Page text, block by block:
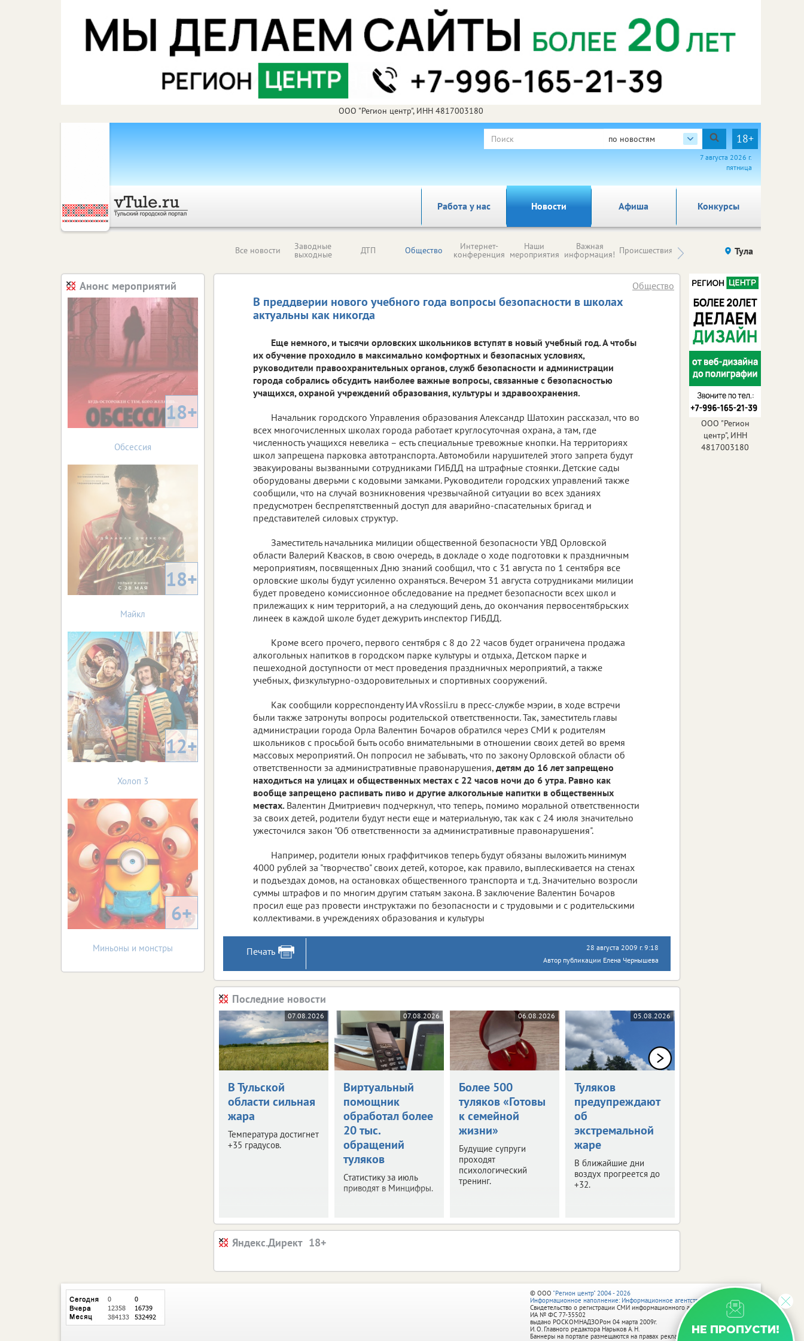
ООО "Регион центр", ИНН 4817003180
по новостям 18+
7 августа 2026 г.
пятница
Работа у нас Новости Афиша Конкурсы
Все новости Заводные
выходные ДТП Общество Интернет-
конференция
Наши
мероприятия
Важная
информация! Происшествия Здоровье компаний (на
Тула
В преддверии нового учебного года вопросы безопасности в школах
актуальны как никогда
Общество
Еще немного, и тысячи орловских школьников вступят в новый учебный год. А чтобы
их обучение проходило в максимально комфортных и безопасных условиях,
руководители правоохранительных органов, служб безопасности и администрации
города собрались обсудить наиболее важные вопросы, связанные с безопасностью
учащихся, охраной учреждений образования, культуры и здравоохранения.
Начальник городского Управления образования Александр Шатохин рассказал, что во
всех многочисленных школах города работает круглосуточная охрана, а там, где
численность учащихся невелика – есть специальные тревожные кнопки. На территориях
школ запрещена парковка автотранспорта. Автомобили нарушителей этого запрета будут
эвакуированы вызванными сотрудниками ГИБДД на штрафные стоянки. Детские сады
оборудованы дверьми с кодовыми замками. Руководители городских управлений также
сообщили, что на случай возникновения чрезвычайной ситуации во всех зданиях
предусмотрен беспрепятственный доступ для аварийно-спасательных бригад и
представителей силовых структур.
Заместитель начальника милиции общественной безопасности УВД Орловской
области Валерий Квасков, в свою очередь, в докладе о ходе подготовки к праздничным
мероприятиям, посвященных Дню знаний сообщил, что с 31 августа по 1 сентября все
орловские школы будут усиленно охраняться. Вечером 31 августа сотрудниками милиции
будет проведено комиссионное обследование на предмет безопасности всех школ и
прилежащих к ним территорий, а на следующий день, до окончания первосентябрьских
линеек в каждой школе будет дежурить инспектор ГИБДД.
Кроме всего прочего, первого сентября с 8 до 22 часов будет ограничена продажа
алкогольных напитков в городском парке культуры и отдыха, Детском парке и
пешеходной доступности от мест проведения праздничных мероприятий, а также
учебных, физкультурно-оздоровительных и спортивных сооружений.
Как сообщили корреспонденту ИА vRossii.ru в пресс-службе мэрии, в ходе встречи
были также затронуты вопросы родительской ответственности. Так, заместитель главы
администрации города Орла Валентин Бочаров обратился через СМИ к родителям
школьников с просьбой быть особо внимательными в отношении своих детей во время
массовых мероприятий. Он попросил не забывать, что по закону Орловской области об
ответственности за административные правонарушения, детям до 16 лет запрещено
находиться на улицах и общественных местах с 22 часов ночи до 6 утра. Равно как
вообще запрещено распивать пиво и другие алкогольные напитки в общественных
местах. Валентин Дмитриевич подчеркнул, что теперь, помимо моральной ответственности
за своих детей, родители будут нести еще и материальную, так как с 24 июля значительно
ужесточился закон "Об ответственности за административные правонарушения".
Например, родители юных граффитчиков теперь будут обязаны выложить минимум
4000 рублей за "творчество" своих детей, которое, как правило, выплескивается на стенах
и подъездах домов, на остановках общественного транспорта и т.д. Значительно возросли
суммы штрафов и по многим другим статьям закона. В заключение Валентин Бочаров
просил еще раз провести инструктажи по безопасности и с трудовыми и с родительскими
коллективами. в учреждениях образования и культуры
Печать
28 августа 2009 г. 9:18
Автор публикации Елена Чернышева
Последние новости
07.08.2026
В Тульской
области сильная
жара
Температура достигнет
+35 градусов.
07.08.2026
Виртуальный
помощник
обработал более
20 тыс.
обращений
туляков
Статистику за июль
приводят в Минцифры.
06.08.2026
Более 500
туляков «Готовы
к семейной
жизни»
Будущие супруги
проходят
психологический
тренинг.
05.08.2026
Туляков
предупреждают
об
экстремальной
жаре
В ближайшие дни
воздух прогреется до
+32.
Яндекс.Директ
Анонс мероприятий
18+
Обсессия
18+
Майкл
12+
Холоп 3
6+
Миньоны и монстры
ООО "Регион
центр", ИНН
4817003180
НЕ ПРОПУСТИ!
© ООО "Регион центр" 2004 - 2026
Информационное наполнение: Информационное агентство vRossii.ru
Свидетельство о регистрации СМИ информационного агентства vRossii.ru
ИА № ФС 77‑35502
выдано РОСКОМНАДЗОРом 04 марта 2009г.
И. О. Главного редактора Нарыков А. Н.
Баннеры на портале размещаются на правах рекламы.